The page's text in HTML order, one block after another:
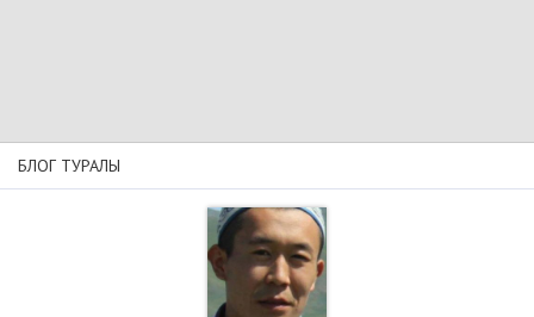
БЛОГ ТУРАЛЫ